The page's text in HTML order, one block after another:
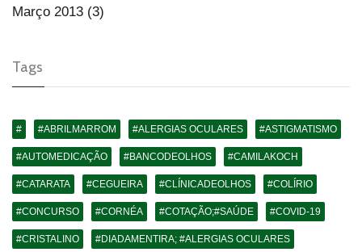
Março 2013 (3)
Tags
# #ABRILMARROM #ALERGIAS OCULARES #ASTIGMATISMO
#AUTOMEDICAÇÃO #BANCODEOLHOS #CAMILAKOCH
#CATARATA #CEGUEIRA #CLÍNICADEOLHOS #COLÍRIO
#CONCURSO #CORNÉA #COTAÇÃO;#SAÚDE #COVID-19
#CRISTALINO #DIADAMENTIRA; #ALERGIAS OCULARES